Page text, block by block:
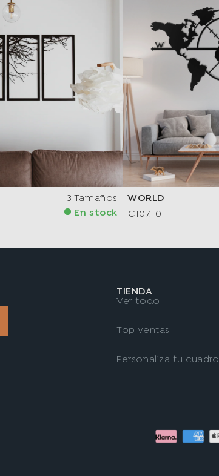
3 Tamaños
En stock
WORLD
€107.10
TIENDA
Ver todo
Top ventas
Personaliza tu cuadro